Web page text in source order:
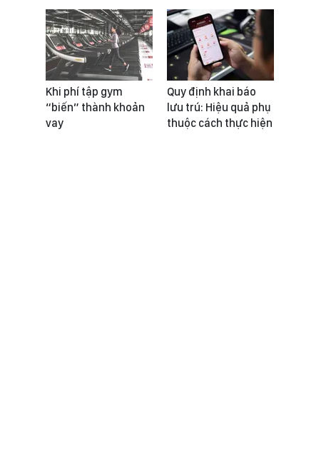
Khi phí tập gym
“biến” thành khoản
vay
Quy định khai báo
lưu trú: Hiệu quả phụ
thuộc cách thực hiện